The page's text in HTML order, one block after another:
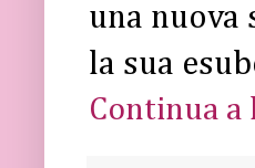
una nuova
la sua
Continua a